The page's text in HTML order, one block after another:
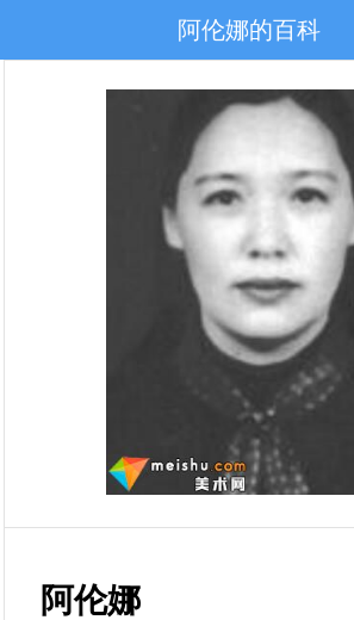
阿伦娜的百科
阿伦娜